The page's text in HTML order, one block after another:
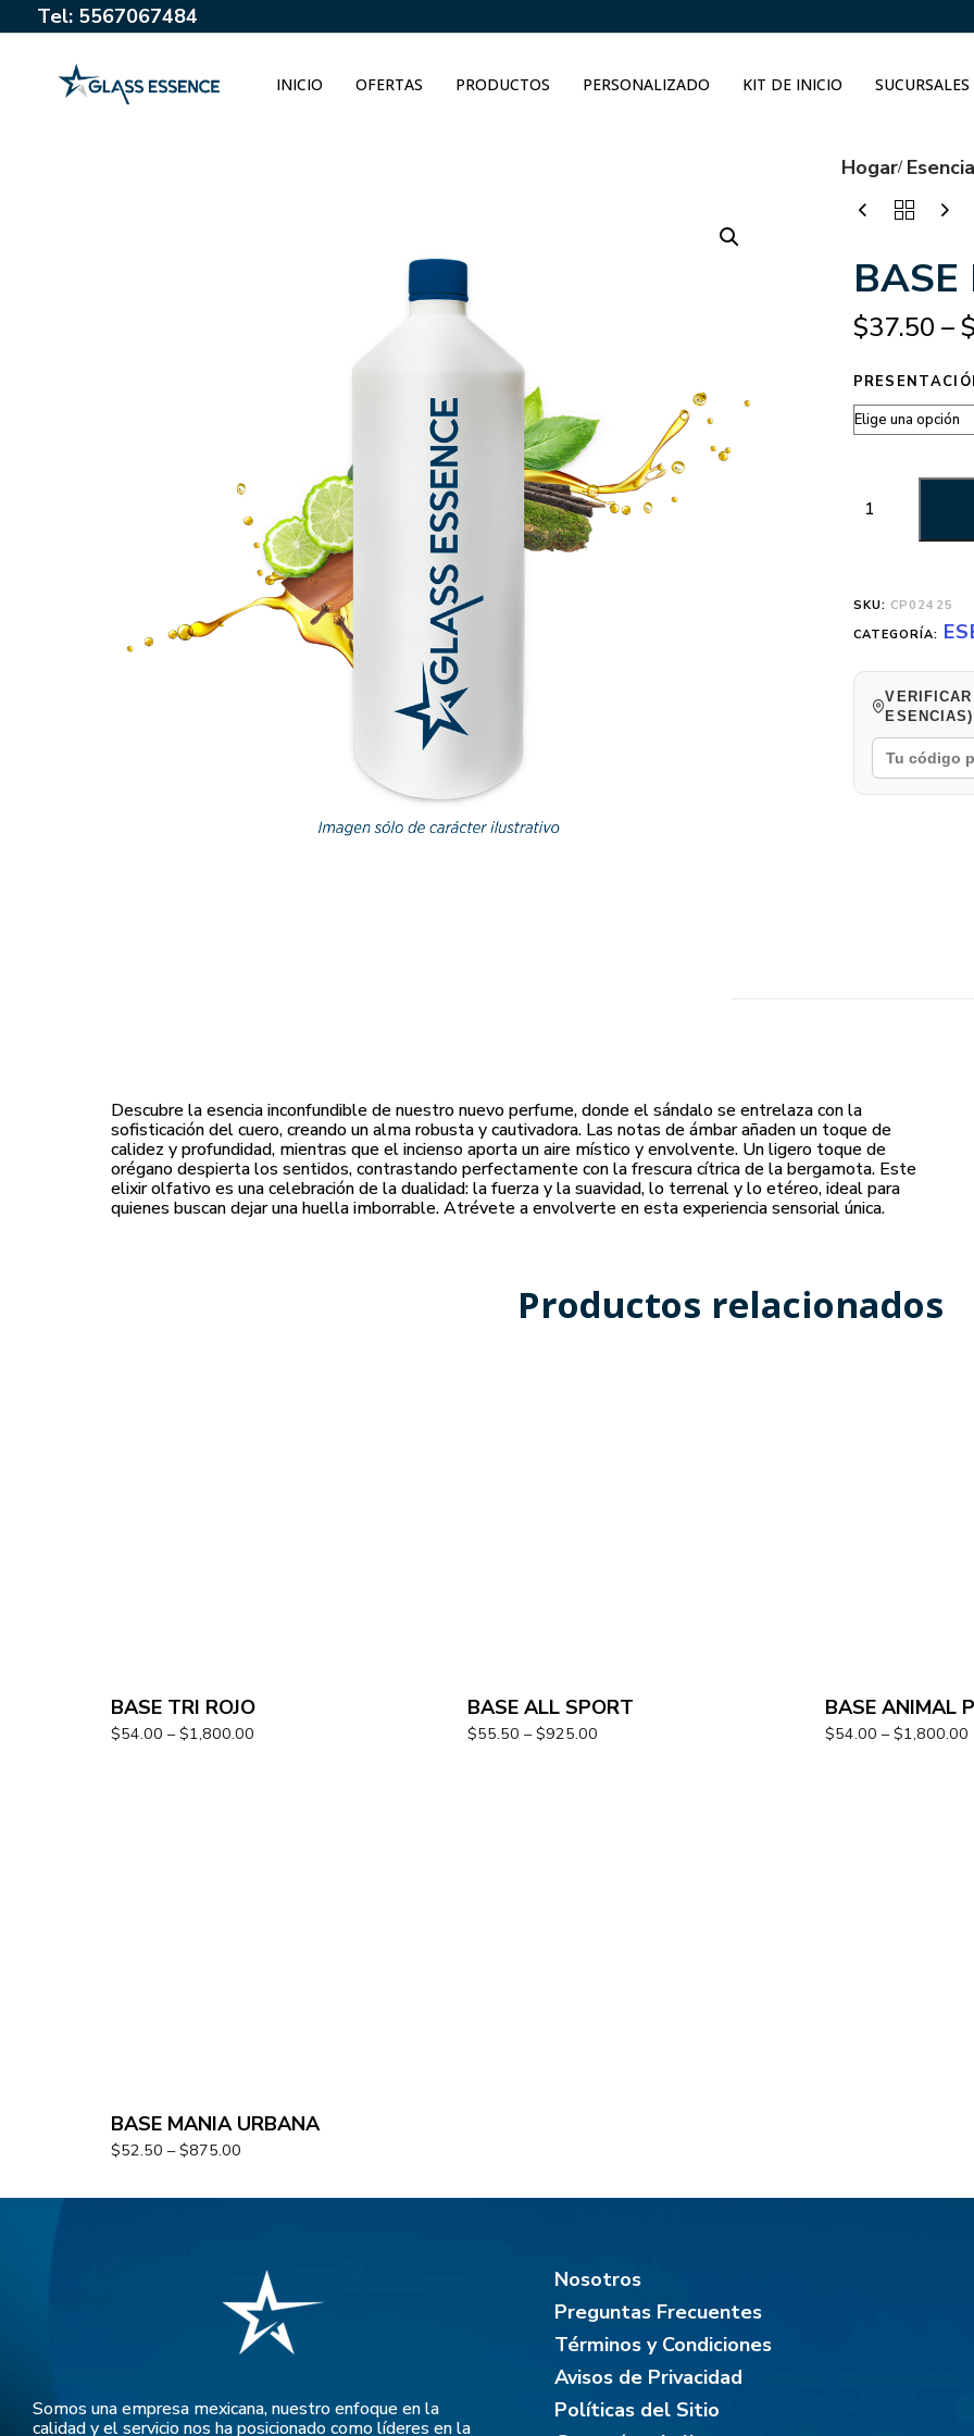
Tel: 5567067484
INICIO OFERTAS PRODUCTOS PERSONALIZADO KIT DE INICIO SUCURSALES
Hogar
BASE
$37.50 –
SKU: CP02425
CATEGORÍA:
ESENCIAS)
Descubre la esencia inconfundible de nuestro nuevo perfume, donde el sándalo se entrelaza con la
sofisticación del cuero, creando un alma robusta y cautivadora. Las notas de ámbar añaden un toque de
calidez y profundidad, mientras que el incienso aporta un aire místico y envolvente. Un ligero toque de
orégano despierta los sentidos, contrastando perfectamente con la frescura cítrica de la bergamota. Este
elixir olfativo es una celebración de la dualidad: la fuerza y la suavidad, lo terrenal y lo etéreo, ideal para
quienes buscan dejar una huella imborrable. Atrévete a envolverte en esta experiencia sensorial única.
Productos relacionados
BASE TRI ROJO
$54.00 – $1,800.00
BASE ALL SPORT
$55.50 – $925.00
BASE ANIMAL
$54.00 – $1,800.00
BASE MANIA URBANA
$52.50 – $875.00
Somos una empresa mexicana, nuestro enfoque en la
calidad y el servicio nos ha posicionado como líderes en la
Nosotros
Preguntas Frecuentes
Términos y Condiciones
Avisos de Privacidad
Políticas del Sitio